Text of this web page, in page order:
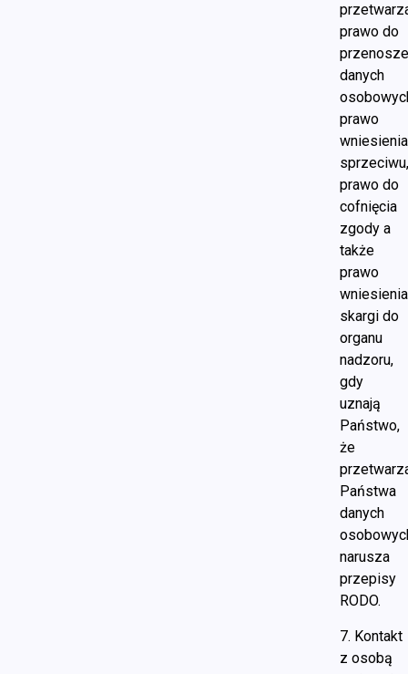
prawo do
danych
prawo
wniesienia
prawo do
cofnięcia
zgody a
także
prawo
wniesienia
skargi do
organu
nadzoru,
gdy
uznają
Państwo,
że
Państwa
danych
narusza
przepisy
RODO.
7. Kontakt
z osobą